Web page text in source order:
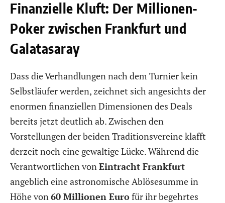
Finanzielle Kluft: Der Millionen-
Poker zwischen Frankfurt und
Galatasaray
Dass die Verhandlungen nach dem Turnier kein
Selbstläufer werden, zeichnet sich angesichts der
enormen finanziellen Dimensionen des Deals
bereits jetzt deutlich ab. Zwischen den
Vorstellungen der beiden Traditionsvereine klafft
derzeit noch eine gewaltige Lücke. Während die
Verantwortlichen vonEintracht Frankfurt
angeblich eine astronomische Ablösesumme in
Höhe von60 Millionen Eurofür ihr begehrtes